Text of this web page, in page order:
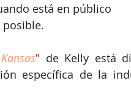
está en público
posible.
específica de la